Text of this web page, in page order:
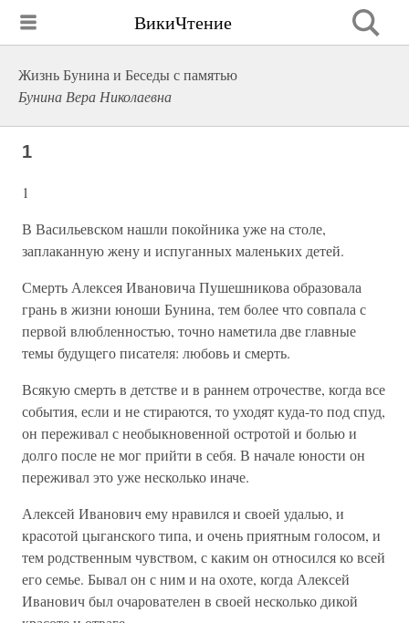
ВикиЧтение
Жизнь Бунина и Беседы с памятью
Бунина Вера Николаевна
1
1
В Васильевском нашли покойника уже на столе,
заплаканную жену и испуганных маленьких детей.
Смерть Алексея Ивановича Пушешникова образовала
грань в жизни юноши Бунина, тем более что совпала с
первой влюбленностью, точно наметила две главные
темы будущего писателя: любовь и смерть.
Всякую смерть в детстве и в раннем отрочестве, когда все
события, если и не стираются, то уходят куда-то под спуд,
он переживал с необыкновенной остротой и болью и
долго после не мог прийти в себя. В начале юности он
переживал это уже несколько иначе.
Алексей Иванович ему нравился и своей удалью, и
красотой цыганского типа, и очень приятным голосом, и
тем родственным чувством, с каким он относился ко всей
его семье. Бывал он с ним и на охоте, когда Алексей
Иванович был очарователен в своей несколько дикой